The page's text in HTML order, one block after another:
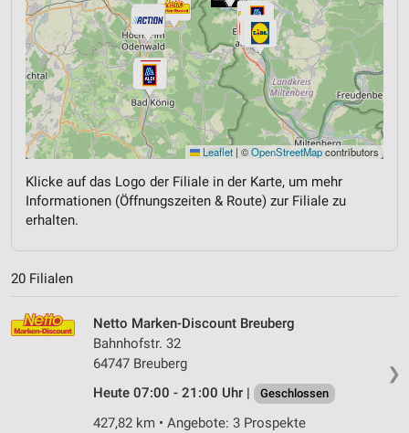
Leaflet | ©OpenStreetMapcontributors
Klicke auf das Logo der Filiale in der Karte, um mehr
Informationen (Öffnungszeiten & Route) zur Filiale zu
erhalten.
20 Filialen
❯
Netto Marken-Discount Breuberg
Bahnhofstr. 32
64747 Breuberg
Heute 07:00 - 21:00 Uhr |
Geschlossen
427,82 km • Angebote: 3 Prospekte